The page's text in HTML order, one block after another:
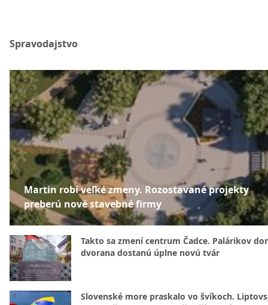
Spravodajstvo
Martin robí veľké zmeny. Rozostavané projekty
preberú nové stavebné firmy
Takto sa zmení centrum Čadce. Palárikov
dvorana dostanú úplne novú tvár
Slovenské more praskalo vo švíkoch.